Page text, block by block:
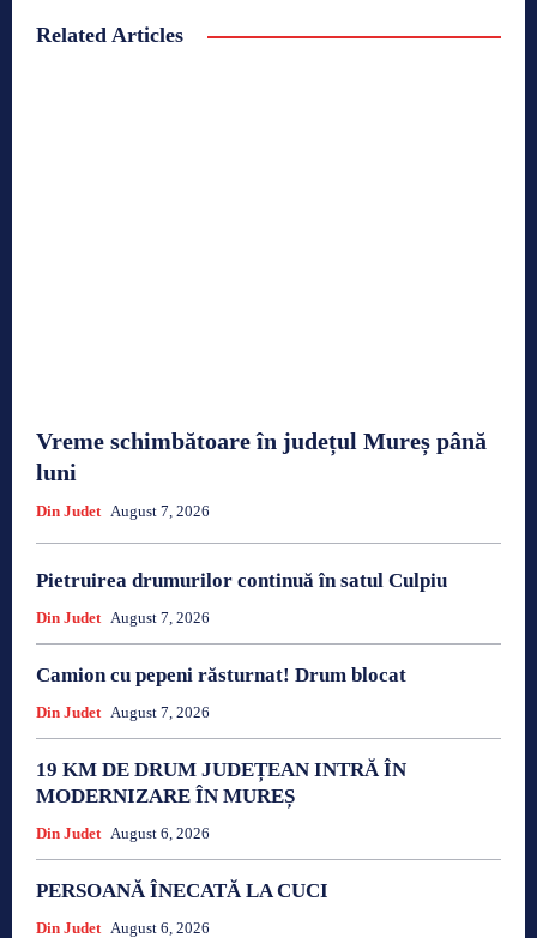
Related Articles
Vreme schimbătoare în județul Mureș până
luni
Din Judet August 7, 2026
Pietruirea drumurilor continuă în satul Culpiu
Din Judet August 7, 2026
Camion cu pepeni răsturnat! Drum blocat
Din Judet August 7, 2026
19 KM DE DRUM JUDEȚEAN INTRĂ ÎN
MODERNIZARE ÎN MUREȘ
Din Judet August 6, 2026
PERSOANĂ ÎNECATĂ LA CUCI
Din Judet August 6, 2026